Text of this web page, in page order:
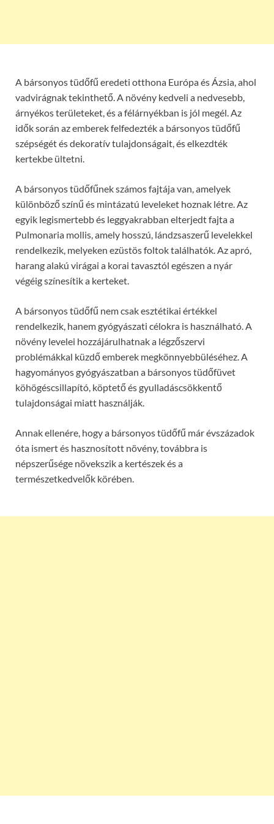
A bársonyos tüdőfű eredeti otthona Európa és Ázsia, ahol
vadvirágnak tekinthető. A növény kedveli a nedvesebb,
árnyékos területeket, és a félárnyékban is jól megél. Az
idők során az emberek felfedezték a bársonyos tüdőfű
szépségét és dekoratív tulajdonságait, és elkezdték
kertekbe ültetni.
A bársonyos tüdőfűnek számos fajtája van, amelyek
különböző színű és mintázatú leveleket hoznak létre. Az
egyik legismertebb és leggyakrabban elterjedt fajta a
Pulmonaria mollis, amely hosszú, lándzsaszerű levelekkel
rendelkezik, melyeken ezüstös foltok találhatók. Az apró,
harang alakú virágai a korai tavasztól egészen a nyár
végéig színesítik a kerteket.
A bársonyos tüdőfű nem csak esztétikai értékkel
rendelkezik, hanem gyógyászati célokra is használható. A
növény levelei hozzájárulhatnak a légzőszervi
problémákkal küzdő emberek megkönnyebbüléséhez. A
hagyományos gyógyászatban a bársonyos tüdőfüvet
köhögéscsillapító, köptető és gyulladáscsökkentő
tulajdonságai miatt használják.
Annak ellenére, hogy a bársonyos tüdőfű már évszázadok
óta ismert és hasznosított növény, továbbra is
népszerűsége növekszik a kertészek és a
természetkedvelők körében.